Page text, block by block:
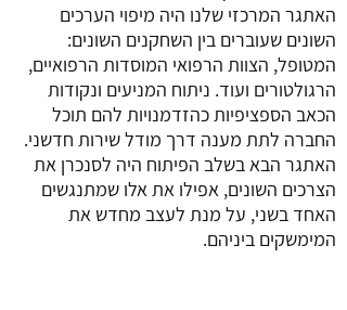
האתגר המרכזי שלנו היה מיפוי הערכים
השונים שעוברים בין השחקנים השונים:
המטופל, הצוות הרפואי המוסדות הרפואיים,
הרגולטורים ועוד. ניתוח המניעים ונקודות
הכאב הספציפיות כהזדמנויות להם תוכל
החברה לתת מענה דרך מודל שירות חדשני.
האתגר הבא בשלב הפיתוח היה לסנכרן את
הצרכים השונים, אפילו את אלו שמתנגשים
האחד בשני, על מנת לעצב מחדש את
המימשקים ביניהם.